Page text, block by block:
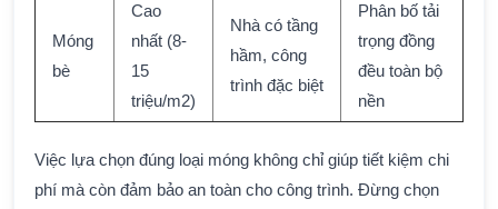
Móng
bè
Cao
nhất (8-
15
triệu/m2)
Nhà có tầng
hầm, công
trình đặc biệt
Phân bố tải
trọng đồng
đều toàn bộ
nền
Việc lựa chọn đúng loại móng không chỉ giúp tiết kiệm chi
phí mà còn đảm bảo an toàn cho công trình. Đừng chọn